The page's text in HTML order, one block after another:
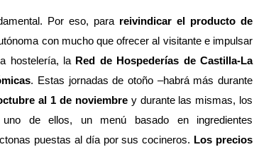
Por eso, para reivindicar el producto de
con mucho que ofrecer al visitante e impulsar
hostelería, la Red de Hospederías de Castilla-La
. Estas jornadas de otoño –habrá más durante
al 1 de noviembrey durante las mismas, los
de ellos, un menú basado en ingredientes
puestas al día por sus cocineros. Los precios